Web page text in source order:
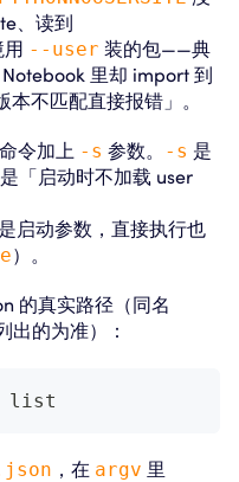
、读到
用 --user 装的包——典
里却 import 到
不匹配直接报错」。
令加上 -s 参数。 -s 是
「启动时不加载 user
启动参数，直接执行也
）。
的真实路径（同名
出的为准）：
list
，在 argv 里